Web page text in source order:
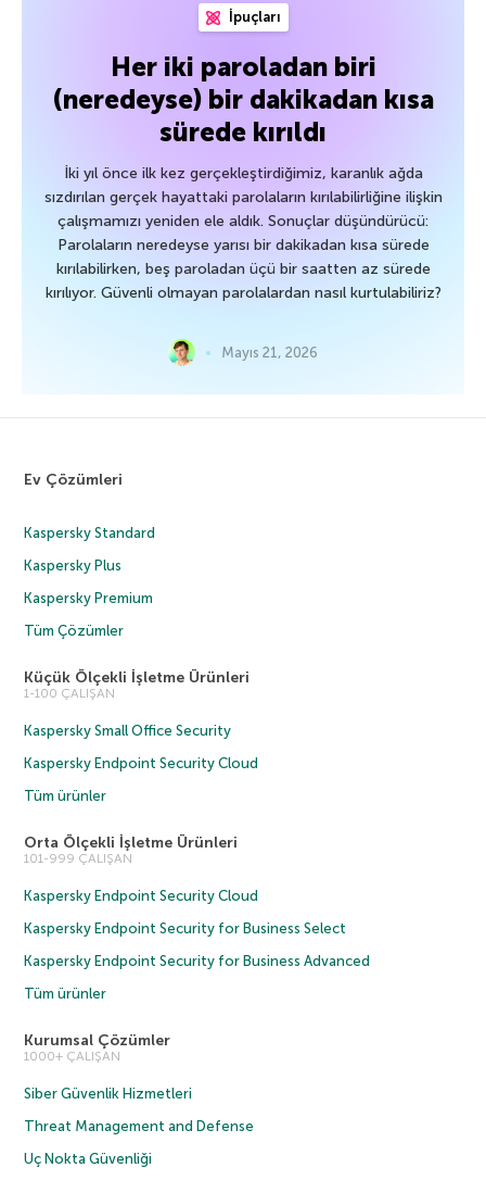
İpuçları
Her iki paroladan biri
(neredeyse) bir dakikadan kısa
sürede kırıldı
İki yıl önce ilk kez gerçekleştirdiğimiz, karanlık ağda
sızdırılan gerçek hayattaki parolaların kırılabilirliğine ilişkin
çalışmamızı yeniden ele aldık. Sonuçlar düşündürücü:
Parolaların neredeyse yarısı bir dakikadan kısa sürede
kırılabilirken, beş paroladan üçü bir saatten az sürede
kırılıyor. Güvenli olmayan parolalardan nasıl kurtulabiliriz?
Mayıs 21, 2026
Ev Çözümleri
Kaspersky Standard
Kaspersky Plus
Kaspersky Premium
Tüm Çözümler
Küçük Ölçekli İşletme Ürünleri
1-100 ÇALIŞAN
Kaspersky Small Office Security
Kaspersky Endpoint Security Cloud
Tüm ürünler
Orta Ölçekli İşletme Ürünleri
101-999 ÇALIŞAN
Kaspersky Endpoint Security Cloud
Kaspersky Endpoint Security for Business Select
Kaspersky Endpoint Security for Business Advanced
Tüm ürünler
Kurumsal Çözümler
1000+ ÇALIŞAN
Siber Güvenlik Hizmetleri
Threat Management and Defense
Uç Nokta Güvenliği